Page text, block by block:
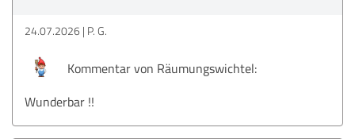
24.07.2026 P. G.
Kommentar von Räumungswichtel:
Wunderbar !!